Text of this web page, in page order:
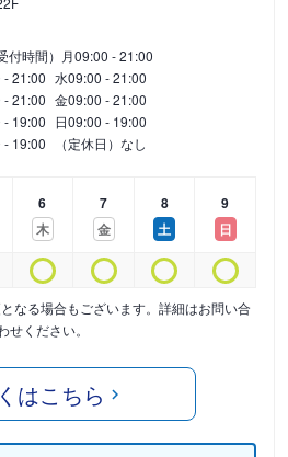
付時間） 月09:00 - 21:00
- 21:00 水09:00 - 21:00
- 21:00 金09:00 - 21:00
- 19:00 日09:00 - 19:00
- 19:00 （定休日）なし
6
木
7
金
8
土
9
日
なる場合もございます。詳細はお問い合
せください。
はこちら